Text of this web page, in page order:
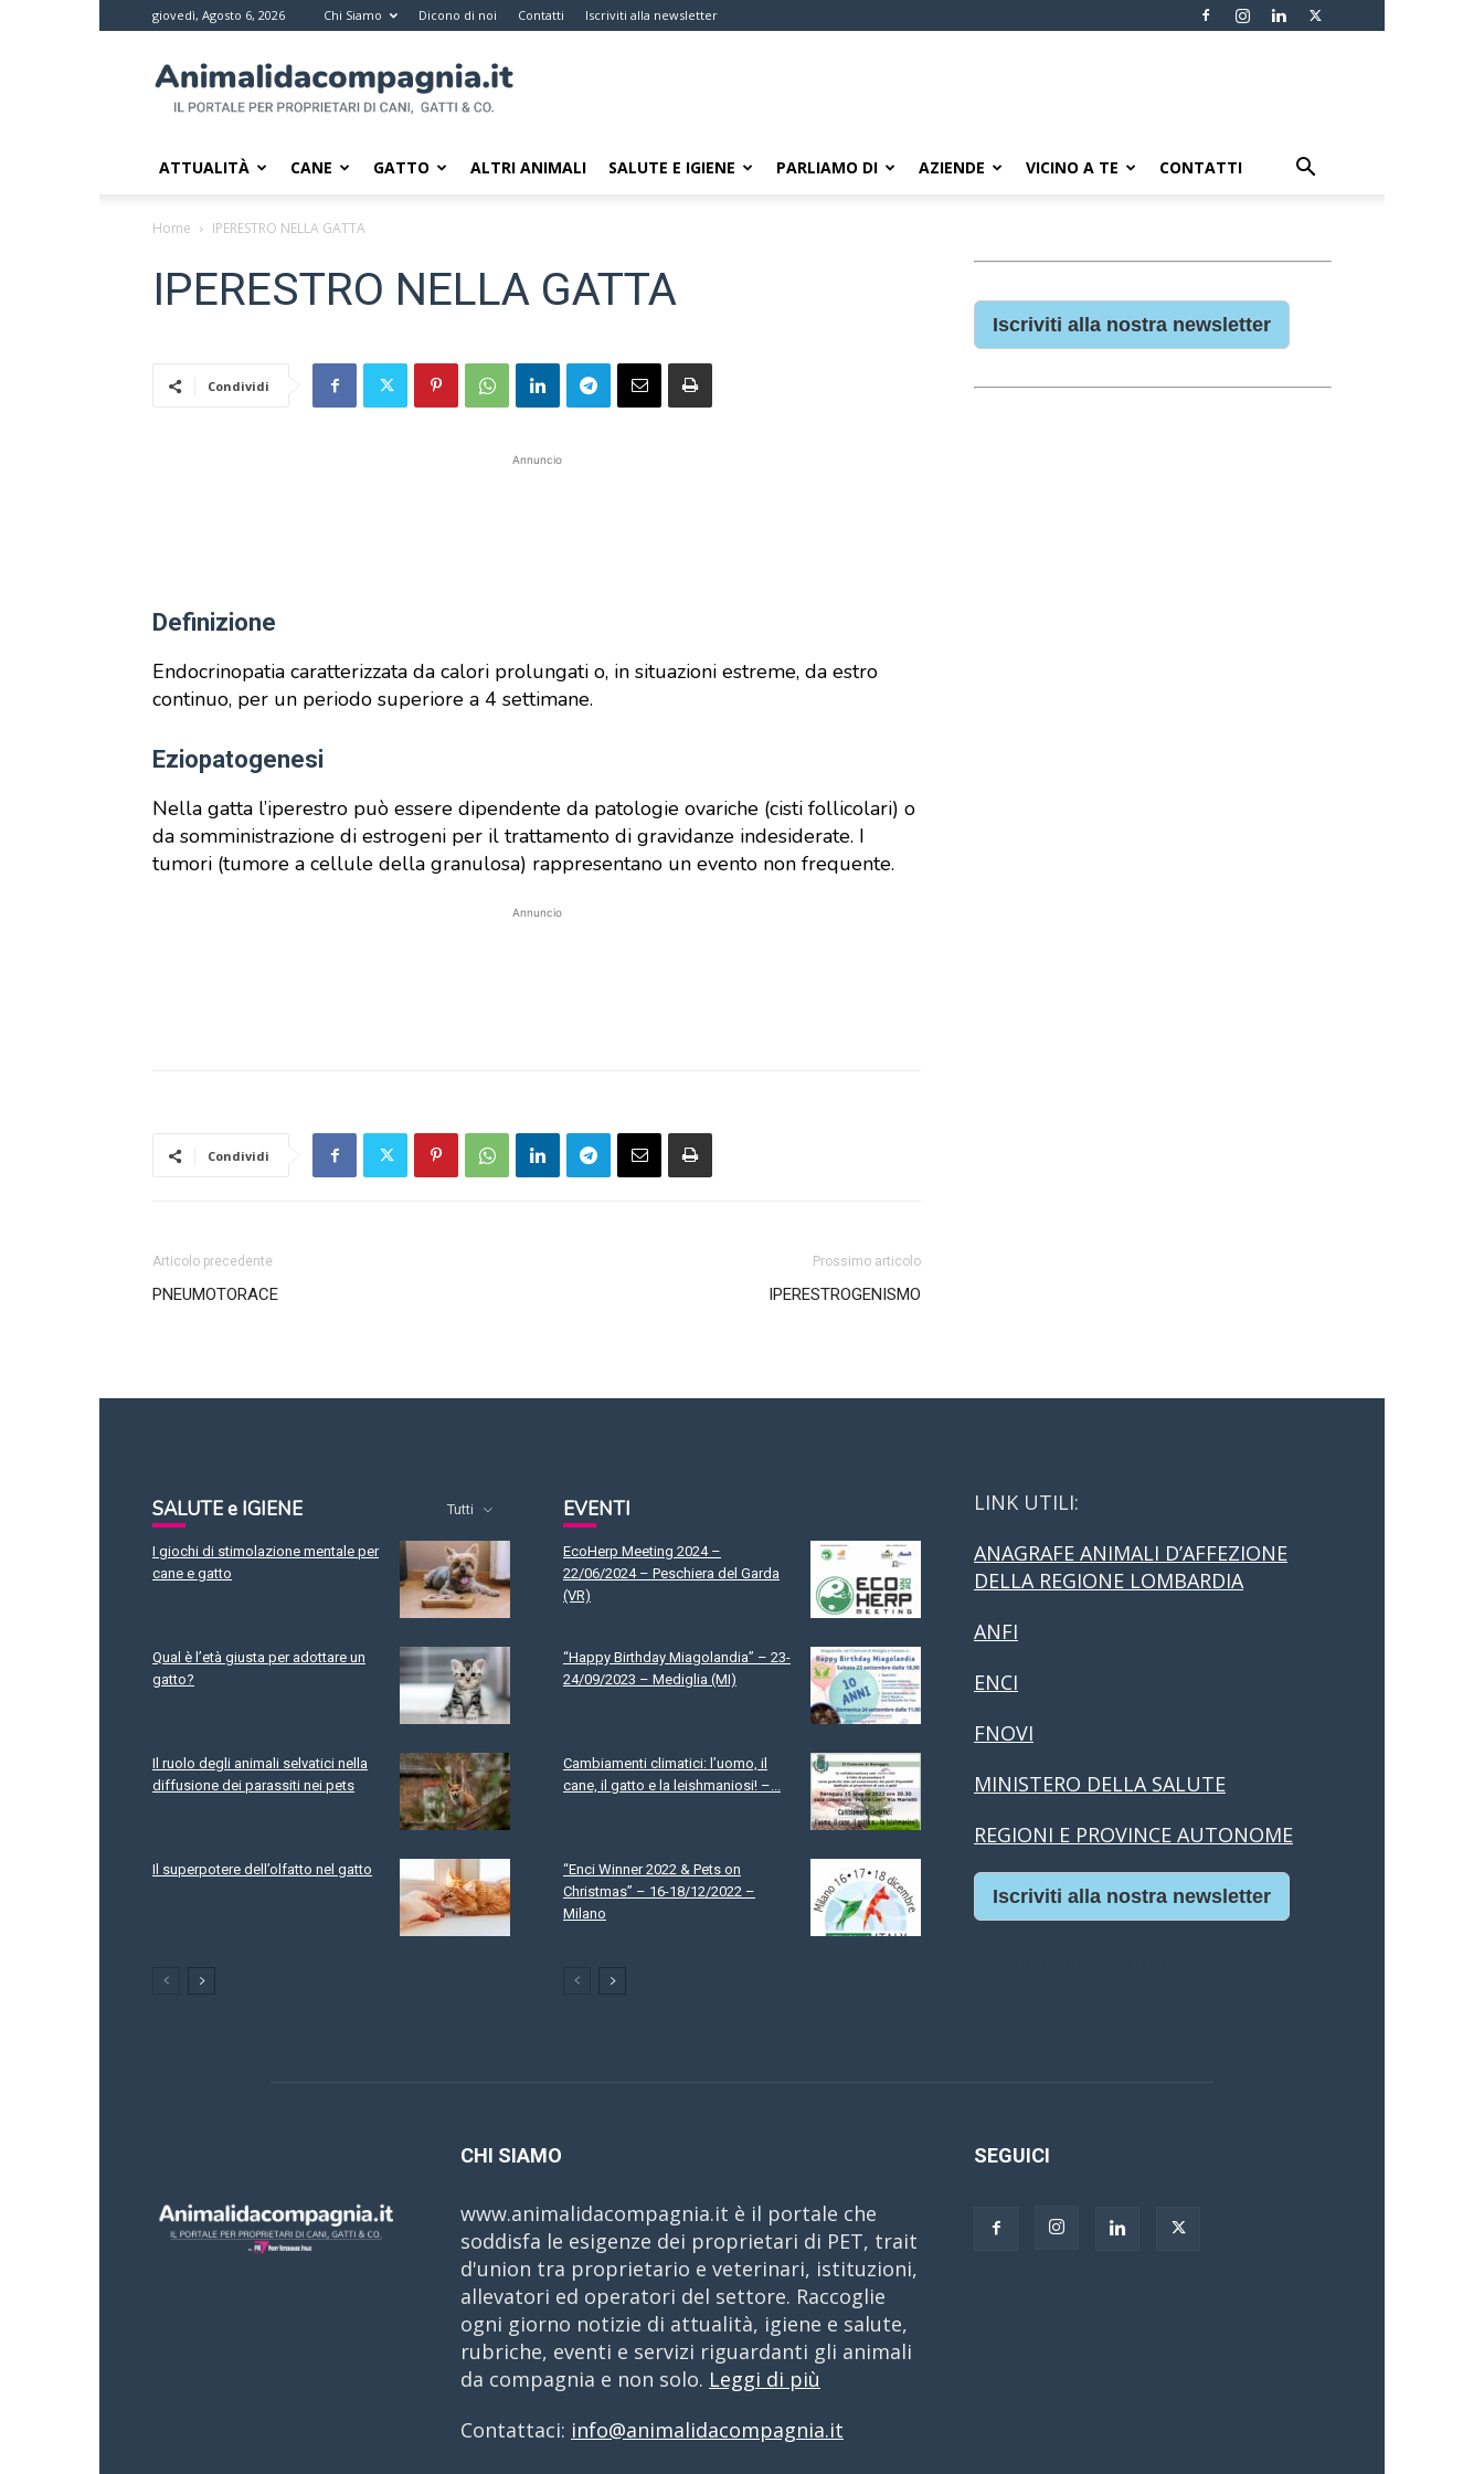
giovedì, Agosto 6, 2026 Chi Siamo Dicono di noi Contatti Iscriviti alla newsletter
da
compagnia
Il
proprietari
di
ATTUALITÀ CANE GATTO ALTRI ANIMALI SALUTE E IGIENE PARLIAMO DI AZIENDE VICINO A TE CONTATTI
Home IPERESTRO NELLA GATTA
IPERESTRO NELLA GATTA
Condividi
Annuncio
Definizione
Endocrinopatia caratterizzata da calori prolungati o, in situazioni estreme, da estro
continuo, per un periodo superiore a 4 settimane.
Eziopatogenesi
Nella gatta l’iperestro può essere dipendente da patologie ovariche (cisti follicolari) o
da somministrazione di estrogeni per il trattamento di gravidanze indesiderate. I
tumori (tumore a cellule della granulosa) rappresentano un evento non frequente.
Annuncio
Condividi
Articolo precedente
PNEUMOTORACE
Prossimo articolo
IPERESTROGENISMO
Iscriviti alla nostra newsletter
SALUTE e IGIENE Tutti
I giochi di stimolazione mentale per
cane e gatto
Qual è l’età giusta per adottare un
gatto?
Il ruolo degli animali selvatici nella
diffusione dei parassiti nei pets
Il superpotere dell’olfatto nel gatto
EVENTI
EcoHerp Meeting 2024 –
22/06/2024 – Peschiera del Garda
(VR)
“Happy Birthday Miagolandia” – 23-
24/09/2023 – Mediglia (MI)
Cambiamenti climatici: l’uomo, il
cane, il gatto e la leishmaniosi! –...
“Enci Winner 2022 & Pets on
Christmas” – 16-18/12/2022 –
Milano
LINK UTILI:
ANAGRAFE ANIMALI D’AFFEZIONE
DELLA REGIONE LOMBARDIA
ANFI
ENCI
FNOVI
MINISTERO DELLA SALUTE
REGIONI E PROVINCE AUTONOME
Iscriviti alla nostra newsletter
CHI SIAMO
www.animalidacompagnia.it è il portale che
soddisfa le esigenze dei proprietari di PET, trait
d'union tra proprietario e veterinari, istituzioni,
allevatori ed operatori del settore. Raccoglie
ogni giorno notizie di attualità, igiene e salute,
rubriche, eventi e servizi riguardanti gli animali
da compagnia e non solo. Leggi di più
Contattaci: info@animalidacompagnia.it
SEGUICI